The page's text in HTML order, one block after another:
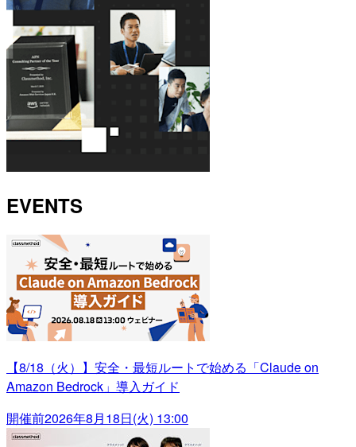
EVENTS
【8/18（火）】安全・最短ルートで始める「Claude on
Amazon Bedrock」導入ガイド
開催前2026年8月18日(火) 13:00